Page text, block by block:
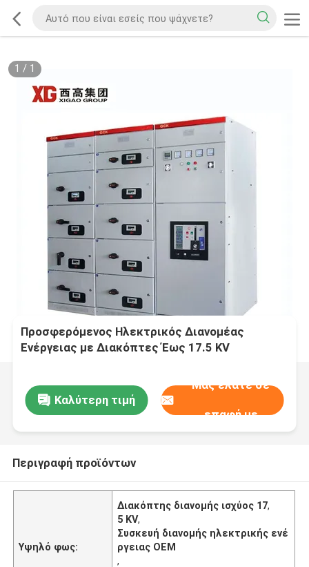
1 / 1
Προσφερόμενος Ηλεκτρικός Διανομέας
Ενέργειας με Διακόπτες Έως 17.5 KV
Καλύτερη τιμή
Μας ελάτε σε
επαφή με
Περιγραφή προϊόντων
Υψηλό φως:
Διακόπτης διανομής ισχύος 17,
5 KV,
Συσκευή διανομής ηλεκτρικής ενέ
ργειας OEM
,